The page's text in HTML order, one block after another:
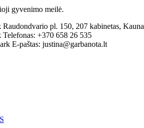
gyvenimo meilė.
Raudondvario pl. 150, 207 kabinetas,
Telefonas: +370 658 26 535
E-paštas: justina@garbanota.lt